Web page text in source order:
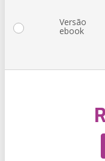
Versão
ebook